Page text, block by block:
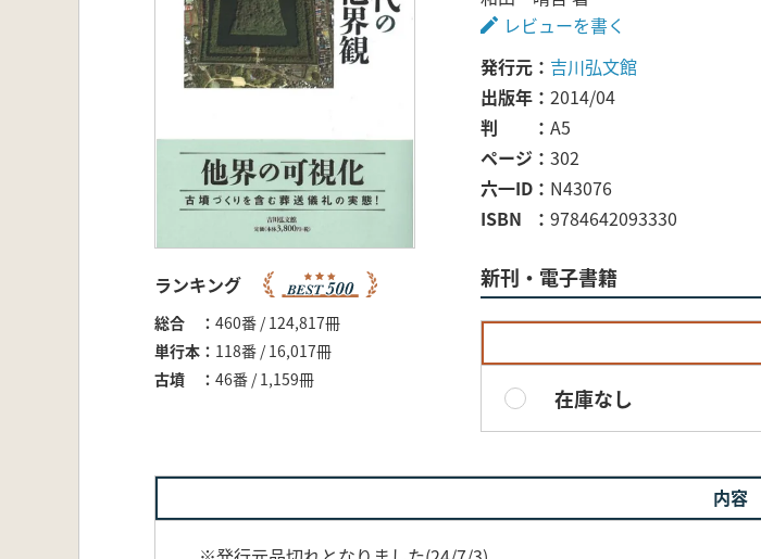
ランキング
総合
460番 / 124,817冊
単行本
118番 / 16,017冊
古墳
46番 / 1,159冊
レビューを書く
発行元
吉川弘文館
出版年
2014/04
判
A5
ページ
302
六一ID
N43076
ISBN
9784642093330
新刊・電子書籍
在庫なし
内容